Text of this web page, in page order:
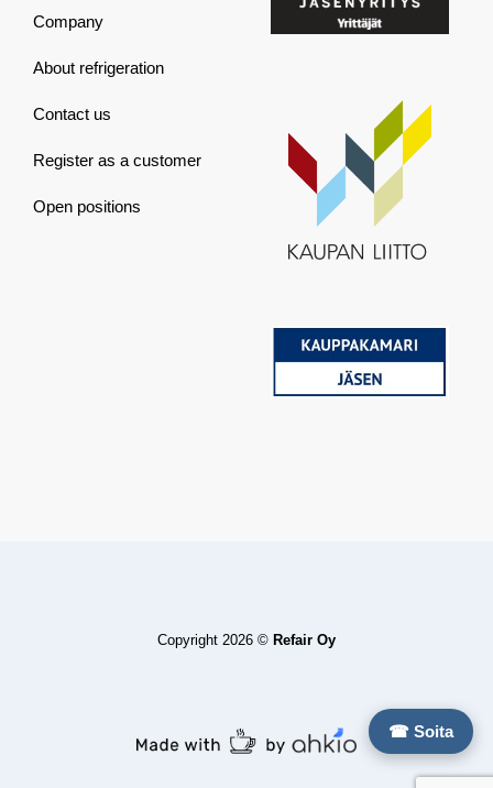
Company
About refrigeration
Contact us
Register as a customer
Open positions
☎ Soita
Copyright 2026 © Refair Oy